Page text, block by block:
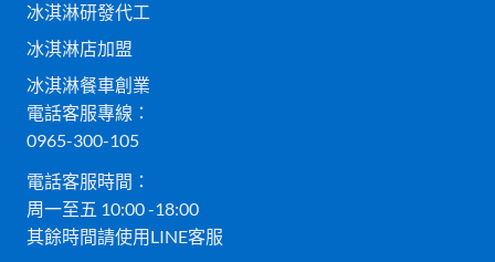
冰淇淋研發代工
冰淇淋店加盟
冰淇淋餐車創業
電話客服專線：
0965-300-105
電話客服時間：
周一至五 10:00 -18:00
其餘時間請使用LINE客服